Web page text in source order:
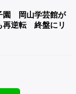
園 岡山学芸館が
再逆転 終盤にリ